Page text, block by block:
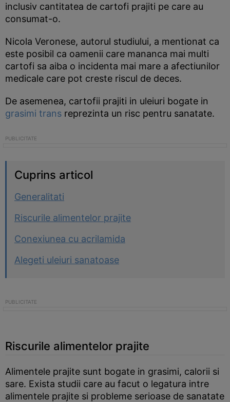
inclusiv cantitatea de cartofi prajiti pe care au
consumat-o.
Nicola Veronese, autorul studiului, a mentionat ca
este posibil ca oamenii care mananca mai multi
cartofi sa aiba o incidenta mai mare a afectiunilor
medicale care pot creste riscul de deces.
De asemenea, cartofii prajiti in uleiuri bogate in
grasimi trans reprezinta un risc pentru sanatate.
Cuprins articol
Generalitati
Riscurile alimentelor prajite
Conexiunea cu acrilamida
Alegeti uleiuri sanatoase
Riscurile alimentelor prajite
Alimentele prajite sunt bogate in grasimi, calorii si
sare. Exista studii care au facut o legatura intre
alimentele prajite si probleme serioase de sanatate